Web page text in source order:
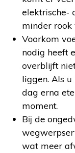
elektrische-
minder rook
Voorkom
nodig heeft
overblijft
liggen. Als
dag erna
moment.
Bij de
wat meer